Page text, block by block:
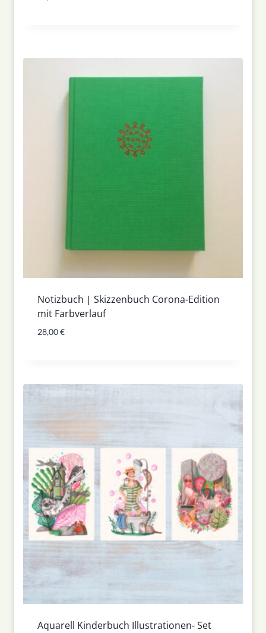
Notizbuch | Skizzenbuch Corona-Edition
mit Farbverlauf
28,00€
Aquarell Kinderbuch Illustrationen- Set